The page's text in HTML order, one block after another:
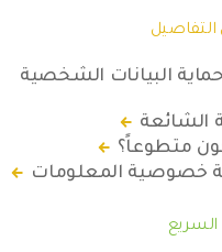
البيانات الشخصية
الشائعة
متطوعاً؟
خصوصية المعلومات